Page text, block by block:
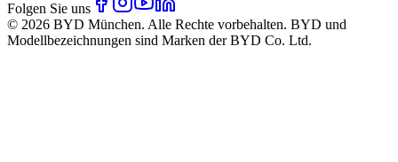
Folgen Sie uns
© 2026 BYD München. Alle Rechte vorbehalten. BYD und
Modellbezeichnungen sind Marken der BYD Co. Ltd.